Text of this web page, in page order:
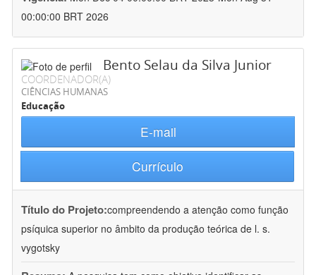
00:00:00 BRT 2026
Bento Selau da Silva Junior
COORDENADOR(A)
CIÊNCIAS HUMANAS
Educação
E-mail
Currículo
Título do Projeto:compreendendo a atenção como função
psíquica superior no âmbito da produção teórica de l. s.
vygotsky